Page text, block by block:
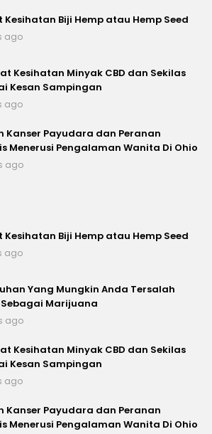
Biji Hemp atau Hemp Seed
ago
Kesihatan Minyak CBD dan Sekilas
Kesan Sampingan
ago
Kanser Payudara dan Peranan
Menerusi Pengalaman Wanita Di Ohio
ago
Biji Hemp atau Hemp Seed
ago
Yang Mungkin Anda Tersalah
Marijuana
ago
Kesihatan Minyak CBD dan Sekilas
Kesan Sampingan
ago
Kanser Payudara dan Peranan
Menerusi Pengalaman Wanita Di Ohio